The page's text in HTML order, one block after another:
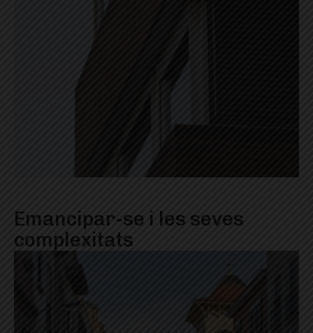
​​Emancipar-se i les seves
complexitats